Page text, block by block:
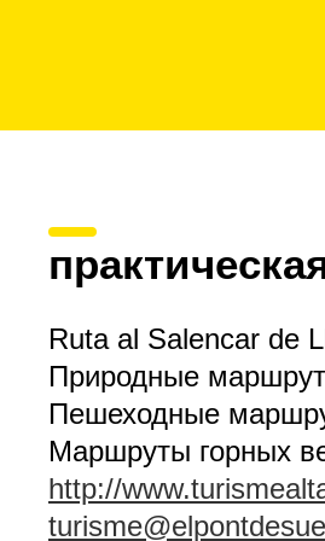
Ruta al Salencar de
Природные
Пешеходные
Маршруты горных
http://